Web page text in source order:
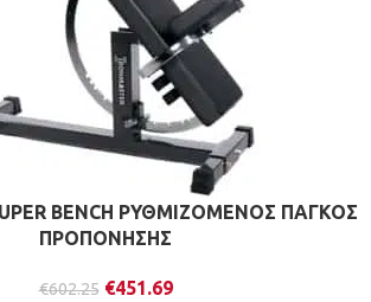
BENCH ΡΥΘΜΙΖΟΜΕΝΟΣ ΠΑΓΚΟΣ
ΠΡΟΠΟΝΗΣΗΣ
€602.25 €451.69